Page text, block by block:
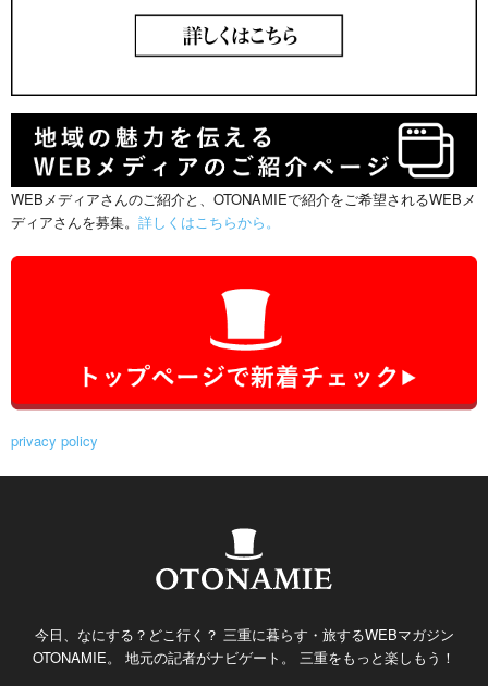
WEBメディアさんのご紹介と、OTONAMIEで紹介をご希望されるWEBメ
ディアさんを募集。 詳しくはこちらから。
privacy policy
今日、なにする？どこ行く？ 三重に暮らす・旅するWEBマガジン
OTONAMIE。 地元の記者がナビゲート。 三重をもっと楽しもう！